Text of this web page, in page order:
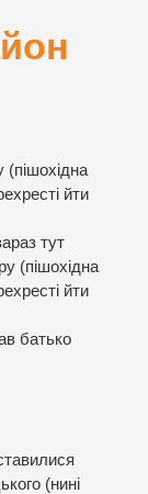
(пішохідна
йти
тут
(пішохідна
йти
батько
(нині